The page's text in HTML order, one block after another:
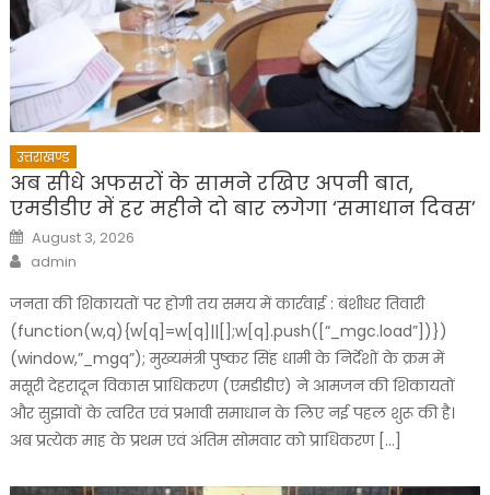
उत्तराखण्ड
अब सीधे अफसरों के सामने रखिए अपनी बात,
एमडीडीए में हर महीने दो बार लगेगा ‘समाधान दिवस’
Posted
on
August 3, 2026
Author
admin
जनता की शिकायतों पर होगी तय समय में कार्रवाई : बंशीधर तिवारी
(function(w,q){w[q]=w[q]||[];w[q].push([“_mgc.load”])})
(window,”_mgq”); मुख्यमंत्री पुष्कर सिंह धामी के निर्देशों के क्रम में
मसूरी देहरादून विकास प्राधिकरण (एमडीडीए) ने आमजन की शिकायतों
और सुझावों के त्वरित एवं प्रभावी समाधान के लिए नई पहल शुरू की है।
अब प्रत्येक माह के प्रथम एवं अंतिम सोमवार को प्राधिकरण […]